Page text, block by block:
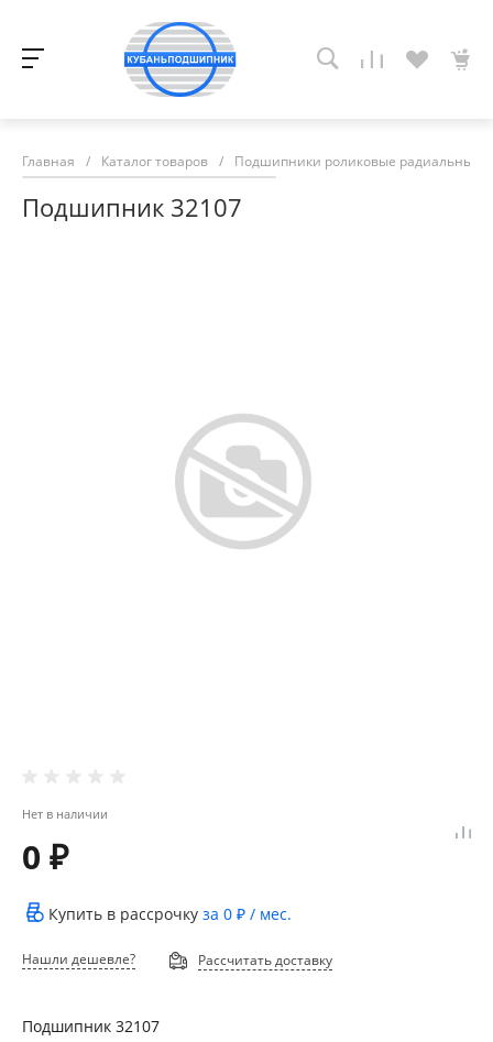
Главная / Каталог товаров / Подшипники роликовые радиальные
Подшипник 32107
Нет в наличии
0 ₽
Купить в рассрочку за 0 ₽ / мес.
Нашли дешевле? Рассчитать доставку
Подшипник 32107